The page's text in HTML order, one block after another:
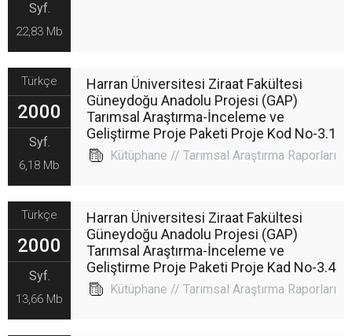
Syf.
22,83 Mb
Türkçe
2000
Syf.
6,18 Mb
Harran Üniversitesi Ziraat Fakültesi
Güneydoğu Anadolu Projesi (GAP)
Tarımsal Araştırma-İnceleme ve
Geliştirme Proje Paketi Proje Kod No-3.1
Kütüphane // Tarımsal Araştırma Raporları
Türkçe
2000
Syf.
13,66 Mb
Harran Üniversitesi Ziraat Fakültesi
Güneydoğu Anadolu Projesi (GAP)
Tarımsal Araştırma-İnceleme ve
Geliştirme Proje Paketi Proje Kad No-3.4
Kütüphane // Tarımsal Araştırma Raporları